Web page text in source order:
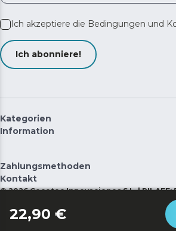
22,90 €
Ich akzeptiere die Bedingungen und
Ich abonniere!
Kategorien
Information
Zahlungsmethoden
Kontakt
©2026 Cecotec Innovaciones S.L. | RII-AEE: